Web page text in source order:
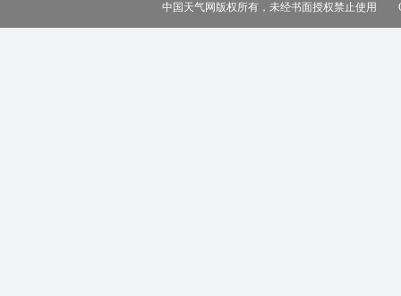
中国天气网版权所有，未经书面授权禁止使用